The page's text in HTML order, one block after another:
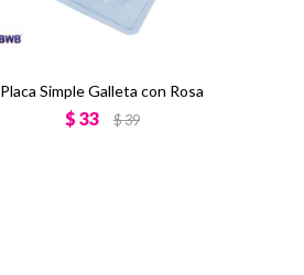
Placa Simple Galleta con Rosa
$ 33 $39